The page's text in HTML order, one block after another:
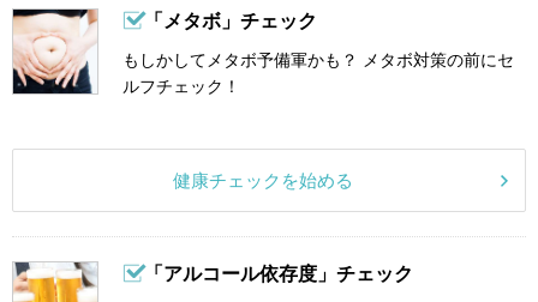
「メタボ」チェック
もしかしてメタボ予備軍かも？ メタボ対策の前にセ
ルフチェック！
健康チェックを始める
「アルコール依存度」チェック